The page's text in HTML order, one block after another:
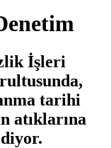
İşleri
tarihi
atıklarına